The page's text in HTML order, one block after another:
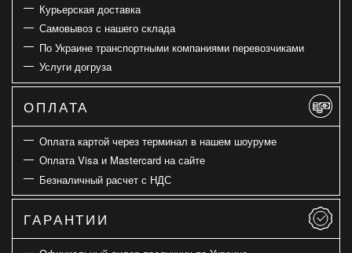
Курьерская доставка
Самовывоз с нашего склада
По Украине транспортными компаниями перевозчиками
Услуги догруза
ОПЛАТА
Оплата картой через терминал в нашем шоуруме
Оплата Visa и Mastercard на сайте
Безналичный расчет с НДС
ГАРАНТИИ